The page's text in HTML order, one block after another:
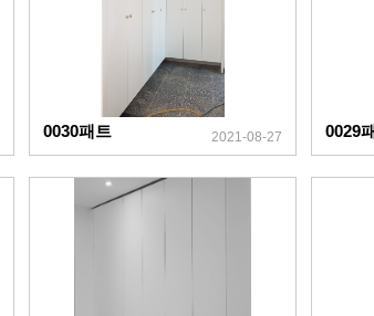
0030패트 2021-08-27 0029